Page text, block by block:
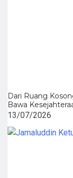
Dari Ruang
Bawa
13/07/2026